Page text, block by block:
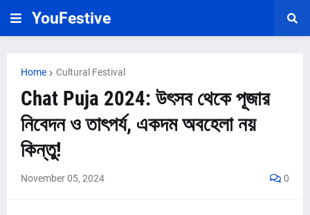
YouFestive
Home Cultural Festival
Chat Puja 2024: উৎসব থেকে পূজার
নিবেদন ও তাৎপর্য, একদম অবহেলা নয়
কিন্তু!
November 05, 2024 0